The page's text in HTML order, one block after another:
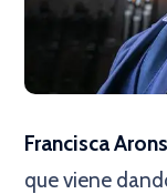
Francisca
que viene